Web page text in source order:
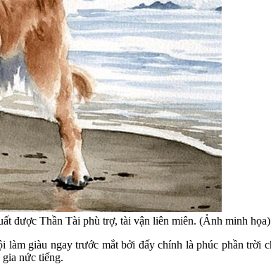
được Thần Tài phù trợ, tài vận liên miên. (Ảnh minh họa)
giàu ngay trước mắt bởi đấy chính là phúc phần
gia nức tiếng.